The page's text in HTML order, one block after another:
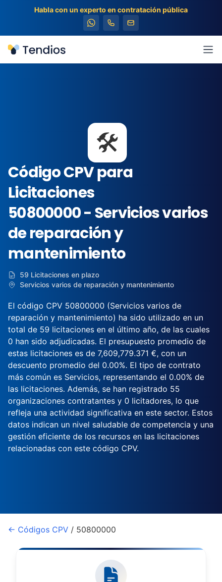
Habla con un experto en contratación pública
Tendios
🛠️
Código CPV para
Licitaciones
50800000 - Servicios varios
de reparación y
mantenimiento
59 Licitaciones en plazo
Servicios varios de reparación y mantenimiento
El código CPV 50800000 (Servicios varios de
reparación y mantenimiento) ha sido utilizado en un
total de 59 licitaciones en el último año, de las cuales
0 han sido adjudicadas. El presupuesto promedio de
estas licitaciones es de 7,609,779.371 €, con un
descuento promedio del 0.00%. El tipo de contrato
más común es Servicios, representando el 0.00% de
las licitaciones. Además, se han registrado 55
organizaciones contratantes y 0 licitadores, lo que
refleja una actividad significativa en este sector. Estos
datos indican un nivel saludable de competencia y una
gestión eficiente de los recursos en las licitaciones
relacionadas con este código CPV.
← Códigos CPV / 50800000